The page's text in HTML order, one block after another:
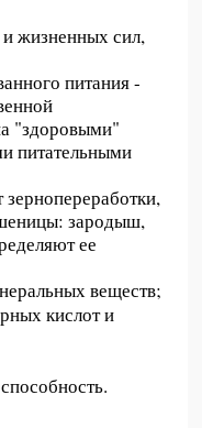
жизненных сил,
питания -
"здоровыми"
питательными
зародыш,
ее
веществ;
кислот и